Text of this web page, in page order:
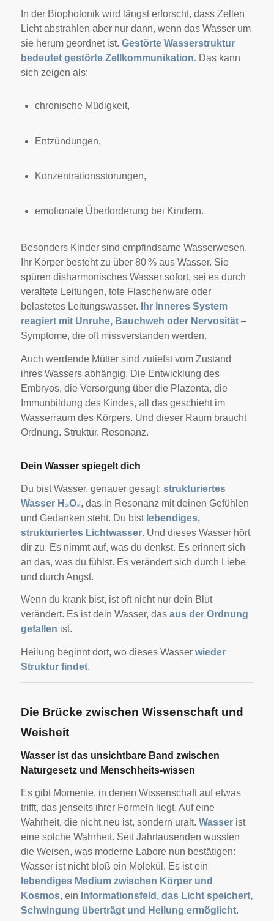
In der Biophotonik wird längst erforscht, dass Zellen
Licht abstrahlen aber nur dann, wenn das Wasser um
sie herum geordnet ist. Gestörte Wasserstruktur
bedeutet gestörte Zellkommunikation.Das kann
sich zeigen als:
chronische Müdigkeit,
Entzündungen,
Konzentrationsstörungen,
emotionale Überforderung bei Kindern.
Besonders Kinder sind empfindsame Wasserwesen.
Ihr Körper besteht zu über 80 % aus Wasser. Sie
spüren disharmonisches Wasser sofort, sei es durch
veraltete Leitungen, tote Flaschenware oder
belastetes Leitungswasser.
Ihr inneres System
reagiert mit Unruhe, Bauchweh oder Nervosität–
Symptome, die oft missverstanden werden.
Auch werdende Mütter sind zutiefst vom Zustand
ihres Wassers abhängig. Die Entwicklung des
Embryos, die Versorgung über die Plazenta, die
Immunbildung des Kindes, all das geschieht im
Wasserraum des Körpers. Und dieser Raum braucht
Ordnung. Struktur. Resonanz.
Dein Wasser spiegelt dich
Du bist Wasser, genauer gesagt: strukturiertes
Wasser H₃O₂, das in Resonanz mit deinen Gefühlen
und Gedanken steht. Du bist lebendiges,
strukturiertes Lichtwasser. Und dieses Wasser hört
dir zu. Es nimmt auf, was du denkst. Es erinnert sich
an das, was du fühlst. Es verändert sich durch Liebe
und durch Angst.
Wenn du krank bist, ist oft nicht nur dein Blut
verändert. Es ist dein Wasser, das aus der Ordnung
gefallen ist.
Heilung beginnt dort, wo dieses Wasser wieder
Struktur findet.
Die Brücke zwischen Wissenschaft und
Weisheit
Wasser ist das unsichtbare Band zwischen
Naturgesetz und Menschheits-wissen
Es gibt Momente, in denen Wissenschaft auf etwas
trifft, das jenseits ihrer Formeln liegt. Auf eine
Wahrheit, die nicht neu ist, sondern uralt. Wasserist
eine solche Wahrheit. Seit Jahrtausenden wussten
die Weisen, was moderne Labore nun bestätigen:
Wasser ist nicht bloß ein Molekül. Es ist ein
lebendiges Medium zwischen Körper und
Kosmos, ein Informationsfeld, das Licht speichert,
Schwingung überträgt und Heilung ermöglicht.